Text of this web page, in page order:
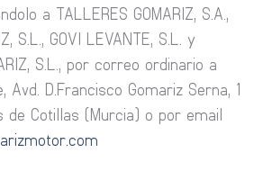
a TALLERES GOMARIZ, S.A.,
S.L., GOVI LEVANTE, S.L. y
S.L., por correo ordinario a
Avd. D.Francisco Gomariz Serna, 1
Cotillas (Murcia) o por email